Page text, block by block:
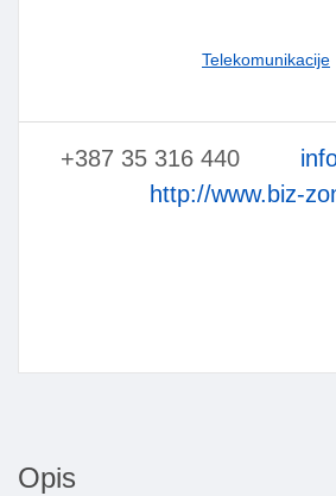
Telekomunikacije
+387 35 316 440
http://www.biz-
Opis